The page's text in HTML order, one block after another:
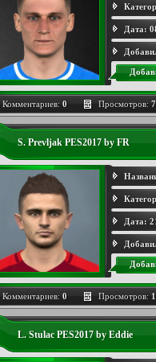
Дата:
Комментариев: 0 Просмотров:
S. Prevljak PES2017 by FR
Дата:
Комментариев: 0 Просмотров:
L. Stulac PES2017 by Eddie